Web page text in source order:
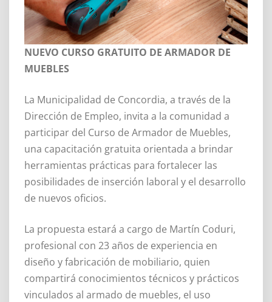
NUEVO CURSO GRATUITO DE ARMADOR DE
MUEBLES
La Municipalidad de Concordia, a través de la
Dirección de Empleo, invita a la comunidad a
participar del Curso de Armador de Muebles,
una capacitación gratuita orientada a brindar
herramientas prácticas para fortalecer las
posibilidades de inserción laboral y el desarrollo
de nuevos oficios.
La propuesta estará a cargo de Martín Coduri,
profesional con 23 años de experiencia en
diseño y fabricación de mobiliario, quien
compartirá conocimientos técnicos y prácticos
vinculados al armado de muebles, el uso